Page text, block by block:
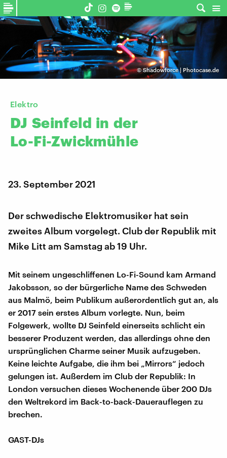
©Shadowforce | Photocase.de
Elektro
DJ Seinfeld in der
Lo-Fi-Zwickmühle
23. September 2021
Der schwedische Elektromusiker hat sein
zweites Album vorgelegt. Club der Republik mit
Mike Litt am Samstag ab 19 Uhr.
Mit seinem ungeschliffenen Lo-Fi-Sound kam Armand
Jakobsson, so der bürgerliche Name des Schweden
aus Malmö, beim Publikum außerordentlich gut an, als
er 2017 sein erstes Album vorlegte. Nun, beim
Folgewerk, wollte DJ Seinfeld einerseits schlicht ein
besserer Produzent werden, das allerdings ohne den
ursprünglichen Charme seiner Musik aufzugeben.
Keine leichte Aufgabe, die ihm bei „Mirrors“ jedoch
gelungen ist. Außerdem im Club der Republik: In
London versuchen dieses Wochenende über 200 DJs
den Weltrekord im Back-to-back-Dauerauflegen zu
brechen.
GAST-DJs